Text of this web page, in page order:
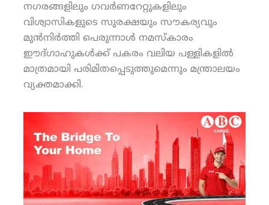
നഗരങ്ങളിലും ഗവര്‍ണറേറ്റുകളിലും
വിശ്വാസികളുടെ സുരക്ഷയും സൗകര്യവും
മുന്‍നിര്‍ത്തി പെരുന്നാള്‍ നമസ്‌കാരം
ഈദ്ഗാഹുകള്‍ക്ക് പകരം വലിയ പള്ളികളില്‍
മാത്രമായി പരിമിതപ്പെടുത്തുമെന്നും മന്ത്രാലയം
വ്യക്തമാക്കി.